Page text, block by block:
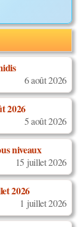
6 août 2026
2026
5 août 2026
niveaux
15 juillet 2026
2026
1 juillet 2026